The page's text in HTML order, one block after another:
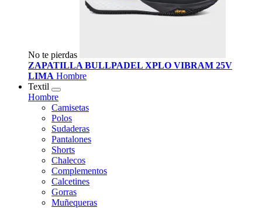
No te pierdas
ZAPATILLA BULLPADEL XPLO VIBRAM 25V
LIMA Hombre
Textil
Hombre
Camisetas
Polos
Sudaderas
Pantalones
Shorts
Chalecos
Complementos
Calcetines
Gorras
Muñequeras